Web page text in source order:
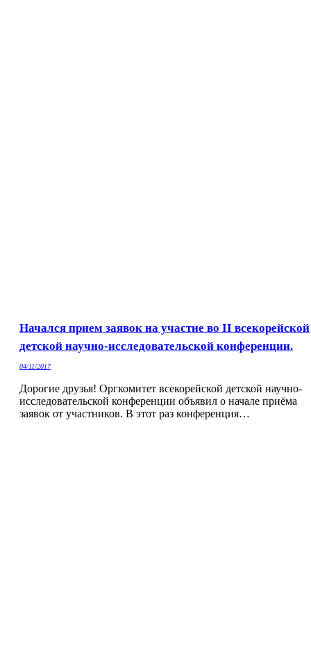
Начался прием заявок на участие во II всекорейской
детской научно-исследовательской конференции.
04/11/2017
Дорогие друзья! Оргкомитет всекорейской детской научно-
исследовательской конференции объявил о начале приёма
заявок от участников. В этот раз конференция…